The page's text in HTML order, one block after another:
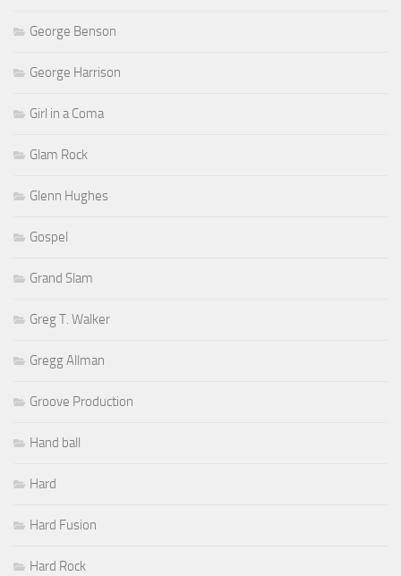
George Benson
George Harrison
Girl in a Coma
Glam Rock
Glenn Hughes
Gospel
Grand Slam
Greg T. Walker
Gregg Allman
Groove Production
Hand ball
Hard
Hard Fusion
Hard Rock